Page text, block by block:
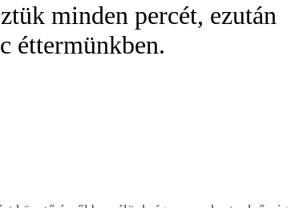
minden percét, ezután
éttermünkben.